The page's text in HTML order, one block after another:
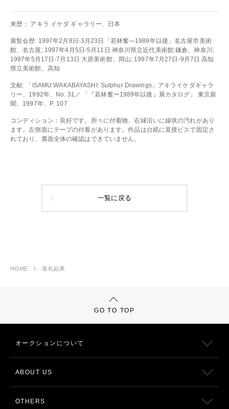
来歴： アキラ イケダ ギャラリー、日本
展覧会歴: 1997年2月8日-3月23日「若林奮―1989年以後」名古屋市美術
館、名古屋; 1997年4月5日-5月11日 神奈川県立近代美術館 鎌倉、神奈川;
1997年5月17日-7月13日 大原美術館、岡山; 1997年7月27日-9月7日 高知
県立美術館、高知
文献: 「ISAMU WAKABAYASHI: Sulphur Drawings」アキライケダギャラ
リー、1992年、No. 31／ 「『若林奮ー1989年以後』展カタログ」 東京新
聞、1997年、P. 107
コンディション：良好です。所々に付着物、右縁沿いに線状の汚れがあり
ます。左側面にテープの付着があります。作品は台紙に直接ビスで固定さ
れており、裏面全体の確認はできていません。
一覧に戻る
HOME 落札結果
GO TO TOP
オークションについて
ABOUT US
OTHERS